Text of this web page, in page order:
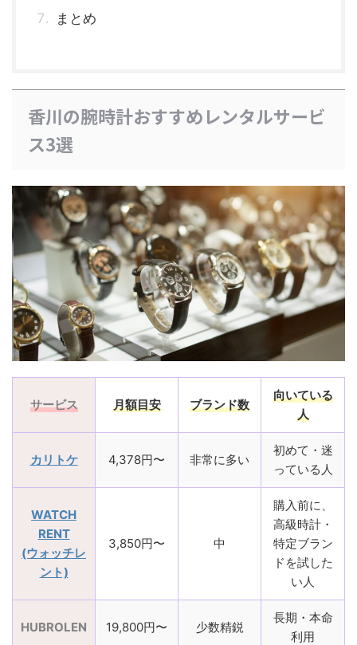
まとめ
香川の腕時計おすすめレンタルサービ
ス3選
サービス 月額目安 ブランド数
向いている
人
カリトケ 4,378円〜 非常に多い
初めて・迷
っている人
WATCH
RENT
(ウォッチレ
ント)
3,850円〜 中
購入前に、
高級時計・
特定ブラン
ドを試した
い人
HUBROLEN 19,800円〜 少数精鋭
長期・本命
利用